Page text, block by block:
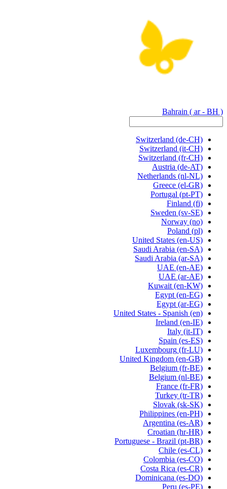
Bahrain ( ar - BH )
Switzerland (de-CH)
Switzerland (it-CH)
Switzerland (fr-CH)
Austria (de-AT)
Netherlands (nl-NL)
Greece (el-GR)
Portugal (pt-PT)
Finland (fi)
Sweden (sv-SE)
Norway (no)
Poland (pl)
United States (en-US)
Saudi Arabia (en-SA)
Saudi Arabia (ar-SA)
UAE (en-AE)
UAE (ar-AE)
Kuwait (en-KW)
Egypt (en-EG)
Egypt (ar-EG)
United States - Spanish (en)
Ireland (en-IE)
Italy (it-IT)
Spain (es-ES)
Luxembourg (fr-LU)
United Kingdom (en-GB)
Belgium (fr-BE)
Belgium (nl-BE)
France (fr-FR)
Turkey (tr-TR)
Slovak (sk-SK)
Philippines (en-PH)
Argentina (es-AR)
Croatian (hr-HR)
Portuguese - Brazil (pt-BR)
Chile (es-CL)
Colombia (es-CO)
Costa Rica (es-CR)
Dominicana (es-DO)
Peru (es-PE)